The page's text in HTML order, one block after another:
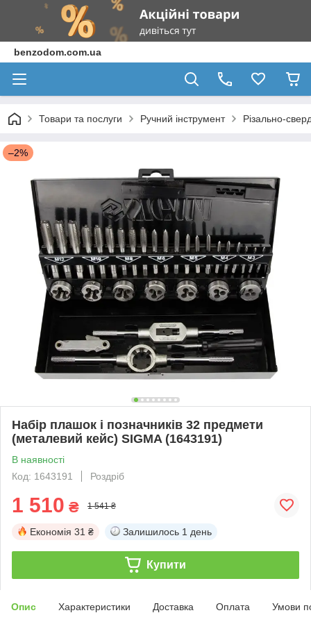
benzodom.com.ua
Товари та послуги Ручний інструмент Різально-
–2%
Набір плашок і позначників 32 предмети
(металевий кейс) SIGMA (1643191)
В наявності
Код: 1643191
Роздріб
1 510 ₴ 1 541 ₴
Економія 31 ₴ Залишилось 1 день
Купити
Опис Характеристики Доставка Оплата Умови